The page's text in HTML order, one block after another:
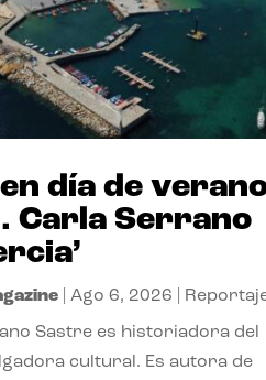
día de
Carla Serrano
| Ago 6, 2026
Sastre es historiadora del
cultural. Es autora de